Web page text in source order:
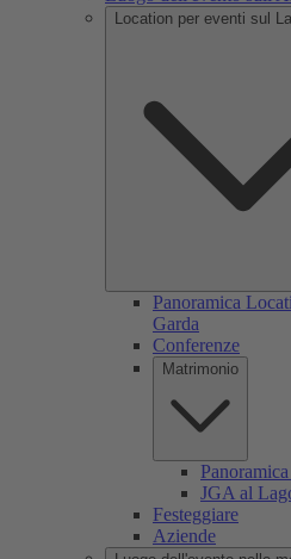
Location per eventi sul
Panoramica
Garda
Conferenze
Matrimonio
JGA al
Festeggiare
Aziende